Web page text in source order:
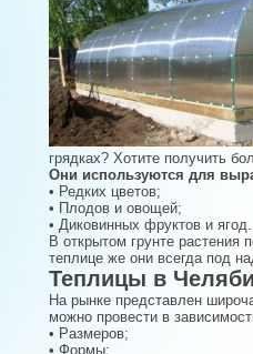
грядках? Хотите получить
Они используются для
• Редких цветов;
• Плодов и овощей;
• Диковинных фруктов и ягод.
В открытом грунте растения
теплице же они всегда под
Теплицы в
На рынке представлен
можно провести в
• Размеров;
• Формы;